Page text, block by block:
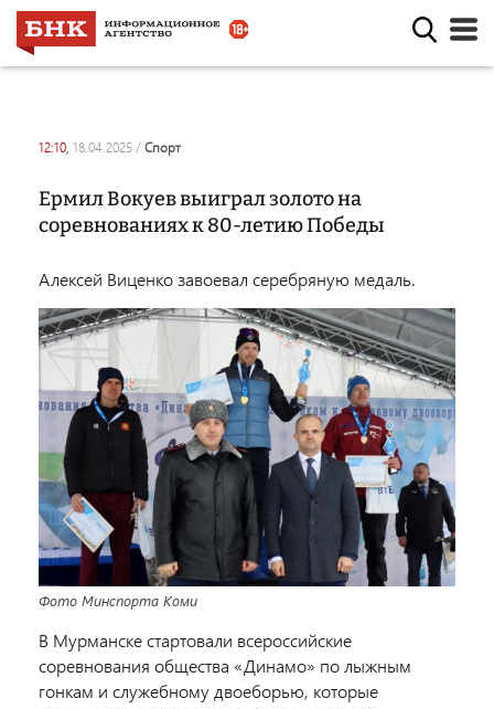
12:10, 18.04.2025 / спорт
Ермил Вокуев выиграл золото на
соревнованиях к 80-летию Победы
Алексей Виценко завоевал серебряную медаль.
Фото Минспорта Коми
В Мурманске стартовали всероссийские
соревнования общества «Динамо» по лыжным
гонкам и служебному двоеборью, которые